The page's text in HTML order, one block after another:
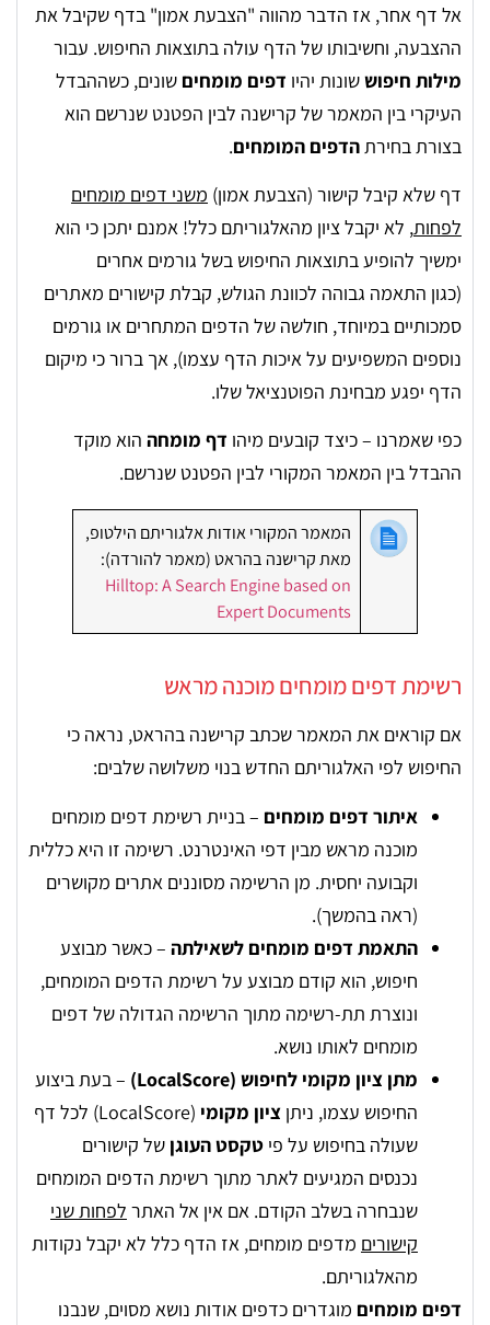
אל דף אחר, אז הדבר מהווה "הצבעת אמון" בדף שקיבל את
ההצבעה, וחשיבותו של הדף עולה בתוצאות החיפוש. עבור
מילות חיפוששונות יהיו דפים מומחים שונים, כשההבדל
העיקרי בין המאמר של קרישנה לבין הפטנט שנרשם הוא
בצורת בחירתהדפים המומחים.
דף שלא קיבל קישור (הצבעת אמון) משני דפים מומחים
לפחות, לא יקבל ציון מהאלגוריתם כלל! אמנם יתכן כי הוא
ימשיך להופיע בתוצאות החיפוש בשל גורמים אחרים
(כגון התאמה גבוהה לכוונת הגולש, קבלת קישורים מאתרים
סמכותיים במיוחד, חולשה של הדפים המתחרים או גורמים
נוספים המשפיעים על איכות הדף עצמו), אך ברור כי מיקום
הדף יפגע מבחינת הפוטנציאל שלו.
כפי שאמרנו – כיצד קובעים מיהו דף מומחה הוא מוקד
ההבדל בין המאמר המקורי לבין הפטנט שנרשם.
המאמר המקורי אודות אלגוריתם הילטופ,
מאת קרישנה בהראט (מאמר להורדה):
Hilltop: A Search Engine based on
Expert Documents
רשימת דפים מומחים מוכנה מראש
אם קוראים את המאמר שכתב קרישנה בהראט, נראה כי
החיפוש לפי האלגוריתם החדש בנוי משלושה שלבים:
איתור דפים מומחים – בניית רשימת דפים מומחים
מוכנה מראש מבין דפי האינטרנט. רשימה זו היא כללית
וקבועה יחסית. מן הרשימה מסוננים אתרים מקושרים
(ראה בהמשך).
התאמת דפים מומחים לשאילתה – כאשר מבוצע
חיפוש, הוא קודם מבוצע על רשימת הדפים המומחים,
ונוצרת תת-רשימה מתוך הרשימה הגדולה של דפים
מומחים לאותו נושא.
מתן ציון מקומי לחיפוש (LocalScore)
– בעת ביצוע
החיפוש עצמו, ניתן ציון מקומי
(LocalScore) לכל דף
שעולה בחיפוש על פי טקסט העוגן של קישורים
נכנסים המגיעים לאתר מתוך רשימת הדפים המומחים
שנבחרה בשלב הקודם. אם אין אל האתר לפחות שני
קישורים מדפים מומחים, אז הדף כלל לא יקבל נקודות
מהאלגוריתם.
דפים מומחים מוגדרים כדפים אודות נושא מסוים, שנבנו